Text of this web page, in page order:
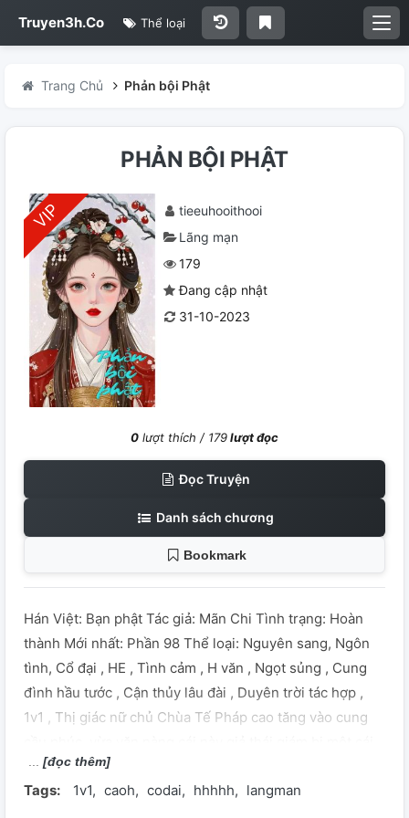
Truyen3h.Co Thể loại
Trang Chủ Phản bội Phật
PHẢN BỘI PHẬT
tieeuhooithooi
Lãng mạn
179
Đang cập nhật
31-10-2023
0 lượt thích / 179lượt đọc
Đọc Truyện
Danh sách chương
Bookmark
Hán Việt: Bạn phật Tác giả: Mãn Chi Tình trạng: Hoàn
thành Mới nhất: Phần 98 Thể loại: Nguyên sang, Ngôn
tình, Cổ đại , HE , Tình cảm , H văn , Ngọt sủng , Cung
đình hầu tước , Cận thủy lâu đài , Duyên trời tác hợp ,
1v1 , Thị giác nữ chủ Chùa Tế Pháp cao tăng vào cung
lão thái giám quấy rầy. Khi đó hắn chặn lại lão thái giám
cứu nàng. Sau lại, nàng nghe được hắn trong phòng đồ
[đọc thêm]
Tags: 1v1 caoh codai hhhhh langman